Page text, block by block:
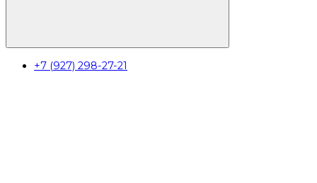
+7 (927) 298-27-21